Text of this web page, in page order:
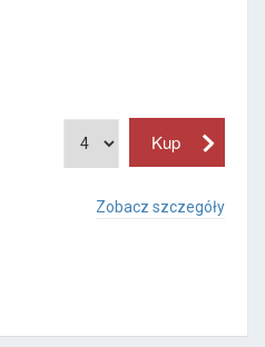
Zobacz szczegóły